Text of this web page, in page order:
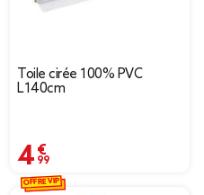
Toile cirée 100% PVC
L140cm
4,99 €
OFFRE VIP